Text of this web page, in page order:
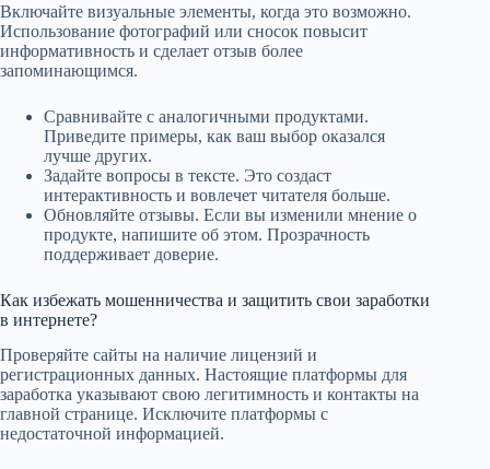
Включайте визуальные элементы, когда это возможно.
Использование фотографий или сносок повысит
информативность и сделает отзыв более
запоминающимся.
Сравнивайте с аналогичными продуктами.
Приведите примеры, как ваш выбор оказался
лучше других.
Задайте вопросы в тексте. Это создаст
интерактивность и вовлечет читателя больше.
Обновляйте отзывы. Если вы изменили мнение о
продукте, напишите об этом. Прозрачность
поддерживает доверие.
Как избежать мошенничества и защитить свои заработки
в интернете?
Проверяйте сайты на наличие лицензий и
регистрационных данных. Настоящие платформы для
заработка указывают свою легитимность и контакты на
главной странице. Исключите платформы с
недостаточной информацией.